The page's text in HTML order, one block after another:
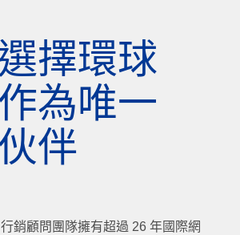
擇環球
為唯一
伴
銷顧問團隊擁有超過 26 年國際網